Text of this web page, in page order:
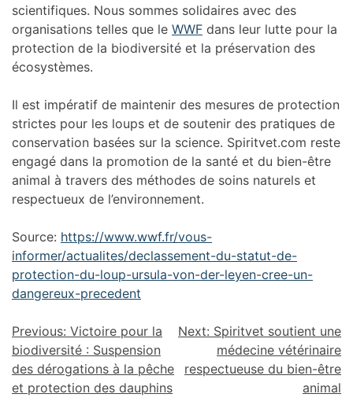
scientifiques. Nous sommes solidaires avec des
organisations telles que le WWF dans leur lutte pour la
protection de la biodiversité et la préservation des
écosystèmes.
Il est impératif de maintenir des mesures de protection
strictes pour les loups et de soutenir des pratiques de
conservation basées sur la science. Spiritvet.com reste
engagé dans la promotion de la santé et du bien-être
animal à travers des méthodes de soins naturels et
respectueux de l’environnement.
Source: https://www.wwf.fr/vous-
informer/actualites/declassement-du-statut-de-
protection-du-loup-ursula-von-der-leyen-cree-un-
dangereux-precedent
Previous: Victoire pour la
biodiversité : Suspension
des dérogations à la pêche
et protection des dauphins
Next: Spiritvet soutient une
médecine vétérinaire
respectueuse du bien-être
animal